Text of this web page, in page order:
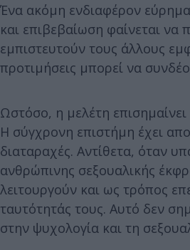
Ένα ακόμη ενδιαφέρον
και επιβεβαίωση φαίνεται
εμπιστευτούν τους άλλους
προτιμήσεις μπορεί να
Ωστόσο, η μελέτη επισημαίνει
Η σύγχρονη επιστήμη έχει
διαταραχές. Αντίθετα, όταν
ανθρώπινης σεξουαλικής
λειτουργούν και ως τρόπος
ταυτότητάς τους. Αυτό δεν
στην ψυχολογία και τη